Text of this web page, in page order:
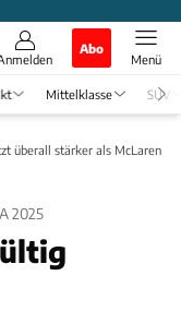
Abo
Menü
Mittelklasse SUV
überall stärker als McLaren
2025